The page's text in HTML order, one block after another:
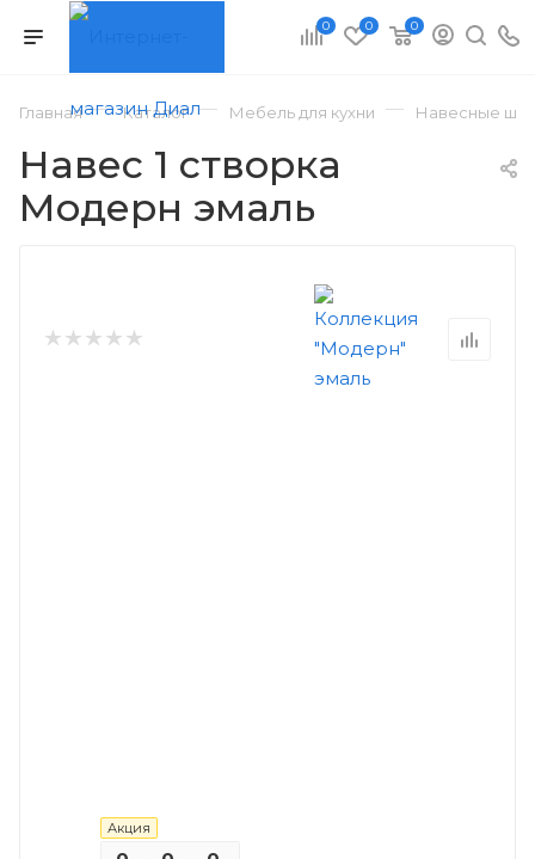
0 0 0
Главная — Каталог — Мебель для кухни — Навесные
Навес 1 створка
Модерн эмаль
Акция